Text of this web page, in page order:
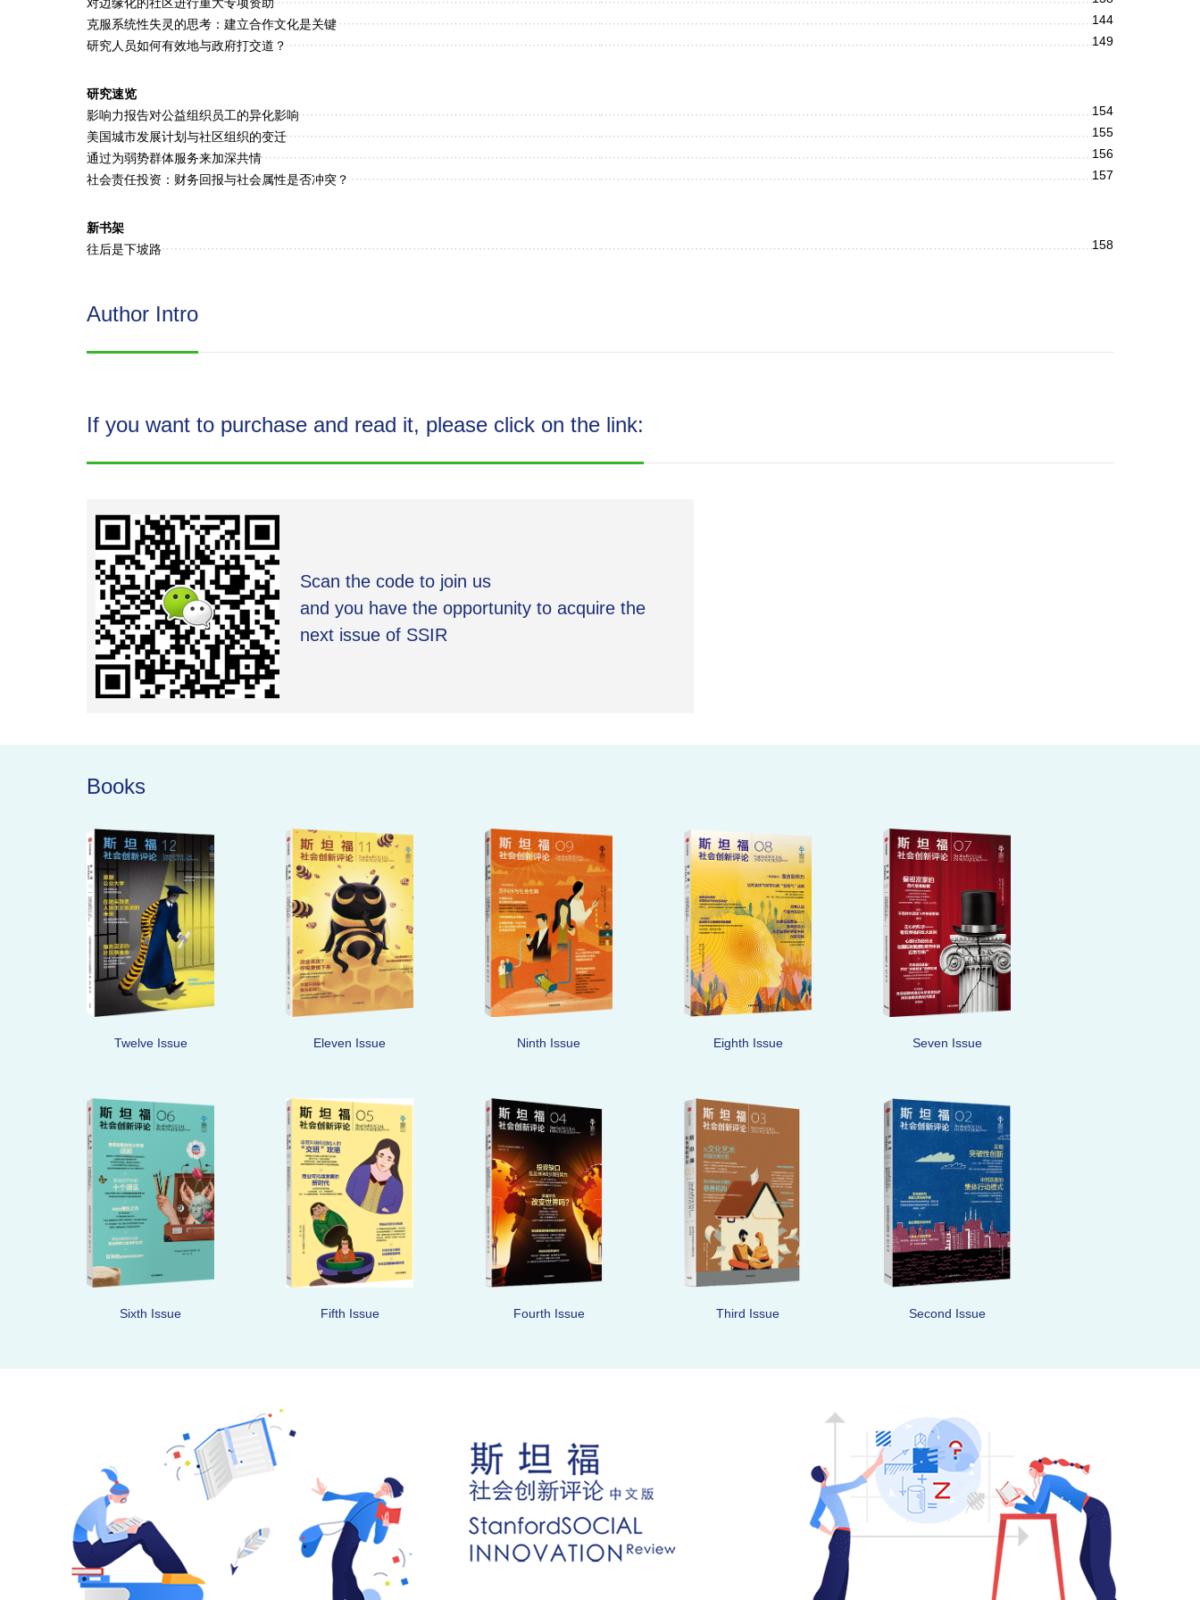
克服系统性失灵的思考：建立合作文化是关键
144
研究人员如何有效地与政府打交道？
149
研究速览
影响力报告对公益组织员工的异化影响
154
美国城市发展计划与社区组织的变迁
155
通过为弱势群体服务来加深共情
156
社会责任投资：财务回报与社会属性是否冲突？
157
新书架
往后是下坡路
158
Author Intro
If you want to purchase and read it, please click on the link:
Scan the code to join us
and you have the opportunity to acquire the
next issue of SSIR
Books
Twelve Issue Eleven Issue Ninth Issue Eighth Issue Seven Issue
Sixth Issue Fifth Issue Fourth Issue Third Issue Second Issue